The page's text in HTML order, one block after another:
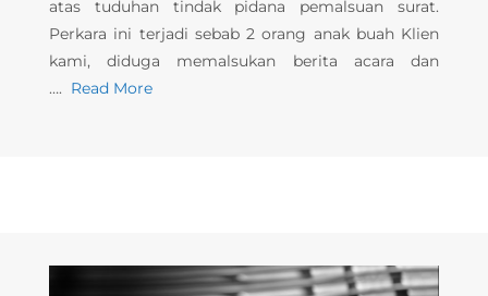
atas tuduhan tindak pidana pemalsuan surat.
Perkara ini terjadi sebab 2 orang anak buah Klien
kami, diduga memalsukan berita acara dan
…. Read More